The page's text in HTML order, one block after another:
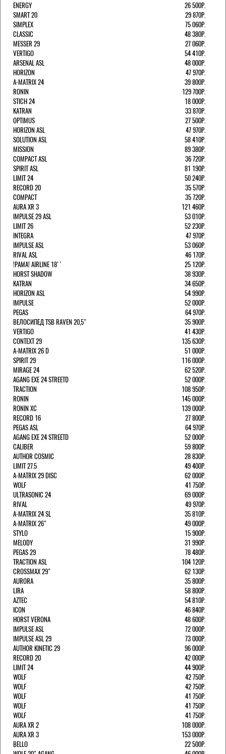
ENERGY
26 500Р.
SMART 20
29 870Р.
SIMPLEX
75 060Р.
CLASSIC
48 380Р.
MESSER 29
27 060Р.
VERTIGO
54 410Р.
ARSENAL ASL
48 000Р.
HORIZON
47 970Р.
A-MATRIX 24
39 800Р.
RONIN
129 700Р.
STICH 24
18 000Р.
KATRAN
33 870Р.
OPTIMUS
27 500Р.
HORIZON ASL
47 970Р.
SOLUTION ASL
58 410Р.
MISSION
89 380Р.
COMPACT ASL
36 720Р.
SPIRIT ASL
81 190Р.
LIMIT 24
50 240Р.
RECORD 20
35 570Р.
COMPACT
35 720Р.
AURA XR 3
121 460Р.
IMPULSE 29 ASL
53 010Р.
LIMIT 26
52 230Р.
INTEGRA
47 970Р.
IMPULSE ASL
53 060Р.
RIVAL ASL
46 170Р.
!РАМА! AIRLINE 18''
25 120Р.
HORST SHADOW
38 930Р.
KATRAN
34 650Р.
HORIZON ASL
54 990Р.
IMPULSE
52 000Р.
PEGAS
64 970Р.
ВЕЛОСИПЕД TSB RAVEN 20,5"
35 900Р.
VERTIGO
41 430Р.
CONTEXT 29
135 630Р.
A-MATRIX 26 D
51 000Р.
SPIRIT 29
116 000Р.
MIRAGE 24
62 520Р.
AGANG EXE 24 STREETD
52 000Р.
TRACTION
108 950Р.
RONIN
145 000Р.
RONIN XC
139 000Р.
RECORD 16
27 800Р.
PEGAS ASL
64 970Р.
AGANG EXE 24 STREETD
52 000Р.
CALIBER
59 800Р.
AUTHOR COSMIC
28 830Р.
LIMIT 27.5
49 400Р.
A-MATRIX 29 DISC
62 000Р.
WOLF
41 750Р.
ULTRASONIC 24
69 000Р.
RIVAL
49 970Р.
A-MATRIX 24 SL
35 810Р.
A-MATRIX 26"
49 000Р.
STYLO
15 900Р.
MELODY
31 990Р.
PEGAS 29
78 480Р.
TRACTION ASL
104 120Р.
CROSSMAX 29"
62 130Р.
AURORA
35 800Р.
LIRA
58 800Р.
AZTEC
54 810Р.
ICON
46 840Р.
HORST VERONA
48 600Р.
IMPULSE ASL
72 000Р.
IMPULSE ASL 29
73 000Р.
AUTHOR KINETIC 29
96 000Р.
RECORD 20
42 000Р.
LIMIT 24
44 900Р.
WOLF
42 750Р.
WOLF
42 750Р.
WOLF
41 750Р.
WOLF
41 750Р.
WOLF
41 750Р.
AURA XR 2
108 000Р.
AURA XR 3
153 000Р.
BELLO
22 500Р.